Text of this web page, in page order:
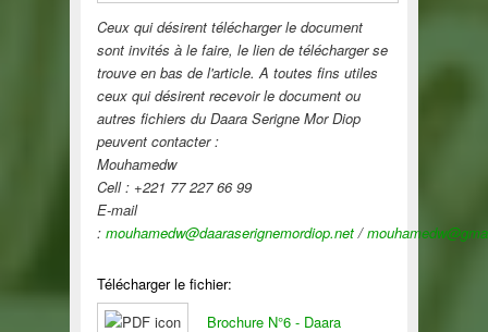
Ceux qui désirent télécharger le document
sont invités à le faire, le lien de télécharger se
trouve en bas de l'article. A toutes fins utiles
ceux qui désirent recevoir le document ou
autres fichiers du Daara Serigne Mor Diop
peuvent contacter :
Mouhamedw
Cell : +221 77 227 66 99
E-mail
: mouhamedw@daaraserignemordiop.net/
Télécharger le fichier:
Brochure N°6 - Daara